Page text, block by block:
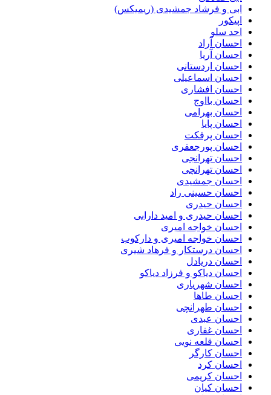
ابی و فرشاد جمشیدی (ریمیکس)
اپیکور
احد سلو
احسان آراد
احسان آریا
احسان اردستانی
احسان اسماعیلی
احسان افشاری
احسان بااوج
احسان بهرامی
احسان پایا
احسان پرفکت
احسان پورجعفری
احسان تهرانجی
احسان تهرانچی
احسان جمشیدی
احسان حسینی راد
احسان حیدری
احسان حیدری و امید دارابی
احسان خواجه امیری
احسان خواجه امیری و دارکوب
احسان درستكار و فرهاد شيرى
احسان دریادل
احسان دیاکو و فرزاد دیاکو
احسان شهریاری
احسان طاها
احسان طهرانچی
احسان عبدی
احسان غفاری
احسان قلعه نویی
احسان کارگر
احسان کرد
احسان کریمی
احسان کیان